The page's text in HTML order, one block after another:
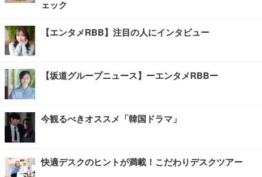
ェック
【エンタメRBB】注目の人にインタビュー
【坂道グループニュース】ーエンタメRBBー
今観るべきオススメ「韓国ドラマ」
快適デスクのヒントが満載！こだわりデスクツアー